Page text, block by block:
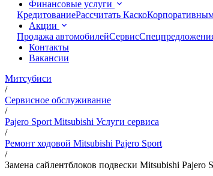
Финансовые услуги
КредитованиеРассчитать Каско
Акции
Продажа автомобилейСервис
Контакты
Вакансии
Митсубиси
/
Сервисное обслуживание
/
Pajero Sport Mitsubishi Услуги сервиса
/
Ремонт ходовой Mitsubishi Pajero Sport
/
Замена сайлентблоков подвески Mitsubishi Pajero